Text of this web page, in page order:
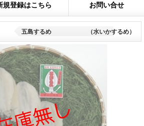
規登録はこちら お問い合せ
五島するめ （水いかするめ）